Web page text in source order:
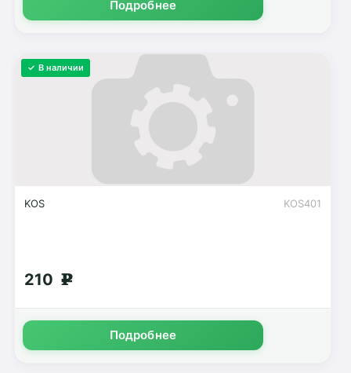
Подробнее
✓ В наличии
KOS401
KOS
210 g
Подробнее